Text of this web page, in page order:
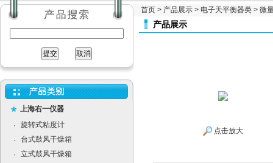
上海右一仪器
·
旋转式粘度计
·
台式鼓风干燥箱
·
立式鼓风干燥箱
首页 > 产品展示 > 电子天平衡器类 > 微
产品展示
点击放大